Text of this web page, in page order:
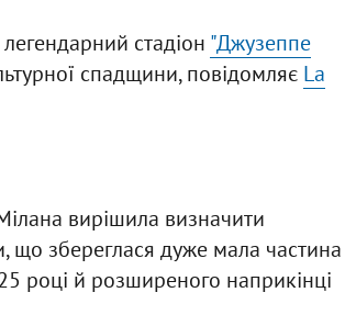
стадіон "Джузеппе
спадщини, повідомляє La
вирішила визначити
що збереглася дуже мала частина
році й розширеного наприкінці